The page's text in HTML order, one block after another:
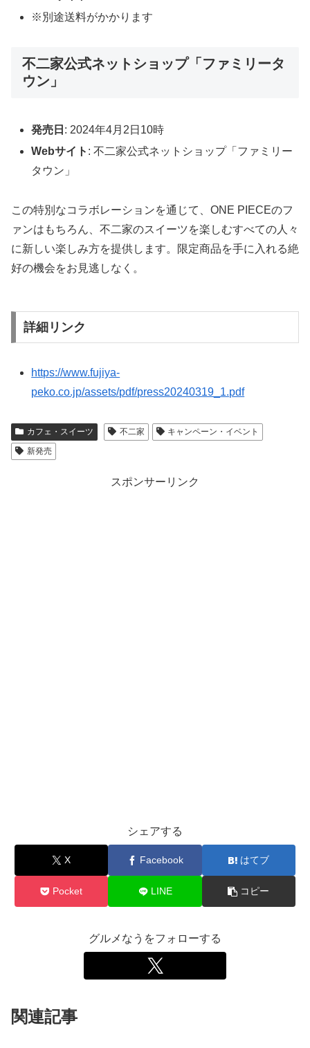
※別途送料がかかります
不二家公式ネットショップ「ファミリータ
ウン」
発売日 : 2024年4月2日10時
Webサイト : 不二家公式ネットショップ「ファミリー
タウン」
この特別なコラボレーションを通じて、ONE PIECEのフ
ァンはもちろん、不二家のスイーツを楽しむすべての人々
に新しい楽しみ方を提供します。限定商品を手に入れる絶
好の機会をお見逃しなく。
詳細リンク
https://www.fujiya-
peko.co.jp/assets/pdf/press20240319_1.pdf
カフェ・スイーツ 不二家
キャンペーン・イベント
新発売
スポンサーリンク
シェアする
X Facebook はてブ
Pocket LINE コピー
グルメなうをフォローする
関連記事